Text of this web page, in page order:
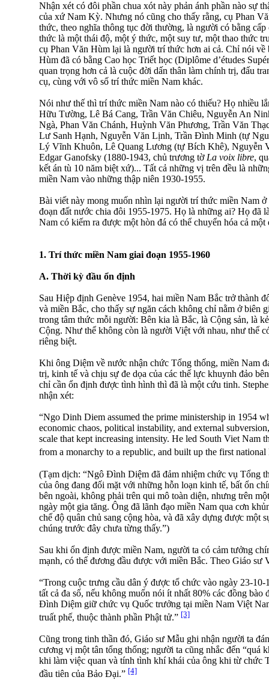
Nhận xét có đôi phần chua xót này phản ánh phần nào sự
của xứ Nam Kỳ. Nhưng nó cũng cho thấy rằng, cụ Phan
thức, theo nghĩa thông tục đời thường, là người có bằng
thức là một thái độ, một ý thức, một suy tư, một thao thức
cụ Phan Văn Hùm lại là người trí thức hơn ai cả. Chỉ nói về
Hùm đã có bằng Cao học Triết học (Diplôme d’études
quan trọng hơn cả là cuộc đời dấn thân làm chính trị, đấu
cụ, cùng với vô số trí thức miền Nam khác.
Nói như thế thì trí thức miền Nam nào có thiếu? Họ nhiều
Hữu Tường, Lê Bá Cang, Trần Văn Chiêu, Nguyễn An
Ngà, Phan Văn Chánh, Huỳnh Văn Phương, Trần Văn
Lư Sanh Hạnh, Nguyễn Văn Lịnh, Trần Ðình Minh (tự
Lý Vĩnh Khuôn, Lê Quang Lương (tự Bích Khê), Nguyễn
Edgar Ganofsky (1880-1943, chủ trương tờ La voix libre,
kết án tù 10 năm biệt xứ)... Tất cả những vị trên đều là
miền Nam vào những thập niên 1930-1955.
Bài viết này mong muốn nhìn lại người trí thức miền Nam
đoạn đất nước chia đôi 1955-1975. Họ là những ai? Họ đã
Nam có kiếm ra được một hòn đá có thể chuyển hóa cả một
1. Trí thức miền Nam giai đoạn 1955-1960
A. Thời kỳ đầu ổn định
Sau Hiệp định Genève 1954, hai miền Nam Bắc trở thành
và miền Bắc, cho thấy sự ngăn cách không chỉ nằm ở biên
trong tâm thức mỗi người: Bên kia là Bắc, là Cộng sản, là
Cộng. Như thể không còn là người Việt với nhau, như thể
riêng biệt.
Khi ông Diệm về nước nhận chức Tổng thống, miền Nam
trị, kinh tế và chịu sự đe dọa của các thế lực khuynh đảo
chỉ cần ổn định được tình hình thì đã là một cứu tinh.
nhận xét:
“Ngo Dinh Diem assumed the prime ministership in 1954
economic chaos, political instability, and external
scale that kept increasing intensity. He led South Viet Nam
from a monarchy to a republic, and built up the first
(Tạm dịch: “Ngô Ðình Diệm đã đảm nhiệm chức vụ Tổng
của ông đang đối mặt với những hỗn loạn kinh tế, bất ổn
bên ngoài, không phải trên qui mô toàn diện, nhưng trên
ngày một gia tăng. Ông đã lãnh đạo miền Nam qua cơn
chế độ quân chủ sang cộng hòa, và đã xây dựng được một
chúng trước đây chưa từng thấy.”)
Sau khi ổn định được miền Nam, người ta có cảm tưởng
mạnh, có thể đương đầu được với miền Bắc. Theo Giáo sư
“Trong cuộc trưng cầu dân ý được tổ chức vào ngày 23-
tất cả đa số, nếu không muốn nói ít nhất 80% các đồng
Ðình Diệm giữ chức vụ Quốc trưởng tại miền Nam Việt
truất phế, thuộc thành phần Phật tử.” [3]
Cũng trong tinh thần đó, Giáo sư Mẫu ghi nhận người ta
cương vị một tân tổng thống; người ta cũng nhắc đến “quá
khi làm việc quan và tính tình khí khái của ông khi từ chức
đầu tiên của Bảo Ðại.” [4]